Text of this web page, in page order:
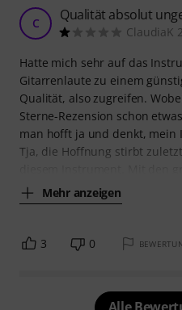
C Qualität absolut
ClaudiaK
Hatte mich sehr auf das
Gitarrenlaute zu einem
Qualität, also zugreifen.
Sterne-Rezension schon
man hofft ja und denkt, mein
Tja, die Hoffnung stirbt
Mehr anzeigen
3 0